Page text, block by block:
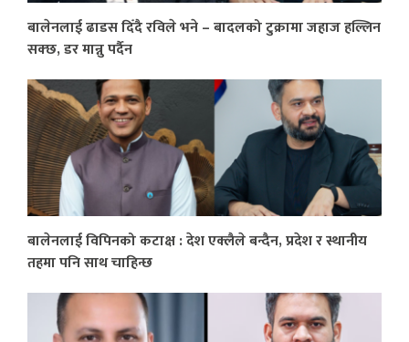
बालेनलाई ढाडस दिँदै रविले भने – बादलको टुक्रामा जहाज हल्लिन
सक्छ, डर मान्नु पर्दैन
बालेनलाई विपिनको कटाक्ष : देश एक्लैले बन्दैन, प्रदेश र स्थानीय
तहमा पनि साथ चाहिन्छ